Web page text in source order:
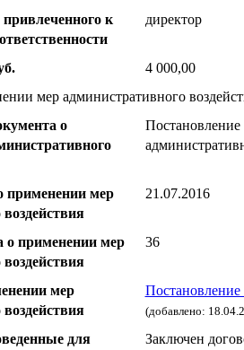
к
директор
4 000,00
мер административного
о
Постановление
применении мер
21.07.2016
о применении мер
36
мер
(добавлено:
для
Заключен